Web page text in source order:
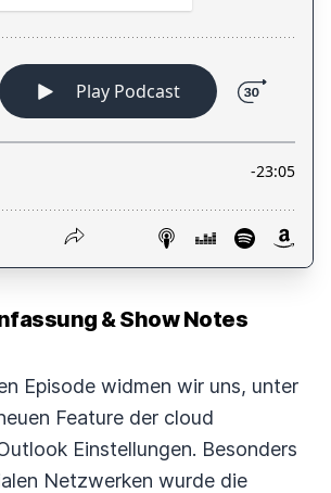
& Show Notes
Episode widmen wir uns, unter
Feature der cloud
Einstellungen. Besonders
Netzwerken wurde die